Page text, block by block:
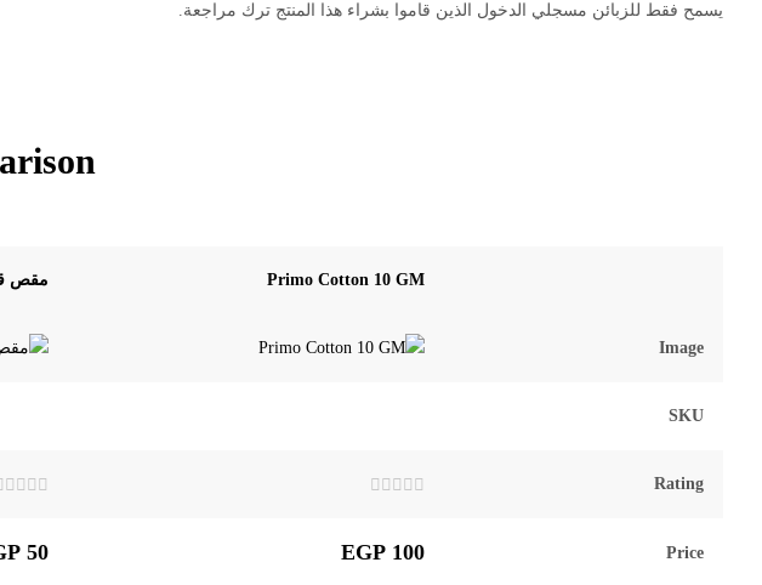
يسمح فقط للزبائن مسجلي الدخول الذين قاموا بشراء هذا المنتج ترك مراجعة.
Primo Cotton 10 GM مقص
Image
SKU
Rating
0
من
0
من
Price
100
EGP
50